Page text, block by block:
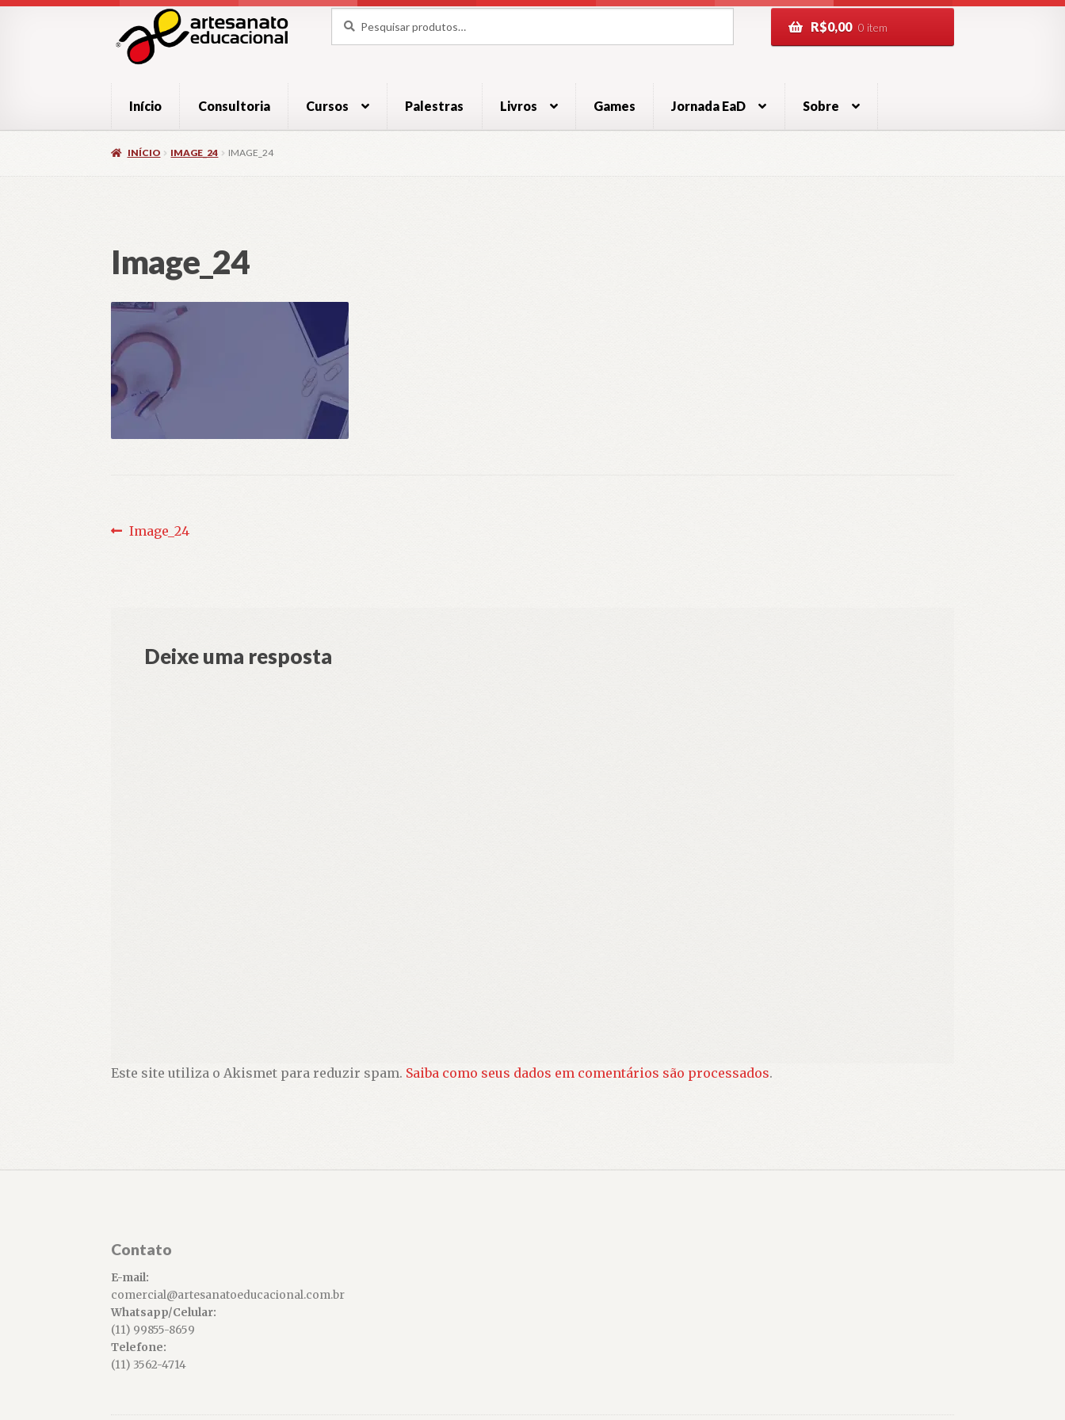
para
navegação
para
por:
R$0,00 0 item
Início Consultoria Cursos Palestras Livros Games Jornada EaD Sobre
INÍCIO IMAGE_24 IMAGE_24
Image_24
Navegação
Post
Image_24
Deixe uma resposta
Este site utiliza o Akismet para reduzir spam. Saiba como seus dados em comentários são processados.
Contato
E-mail:
comercial@artesanatoeducacional.com.br
Whatsapp/Celular:
(11) 99855-8659
Telefone:
(11) 3562-4714